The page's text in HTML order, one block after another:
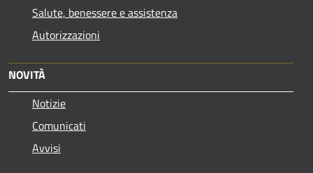
Salute, benessere e assistenza
Autorizzazioni
NOVITÀ
Notizie
Comunicati
Avvisi